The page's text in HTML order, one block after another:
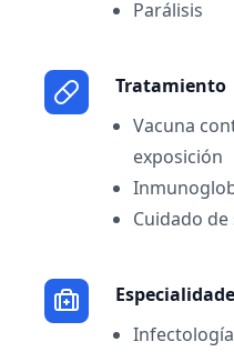
Parálisis
Tratamiento
Vacuna
exposición
Cuidado
Infectología